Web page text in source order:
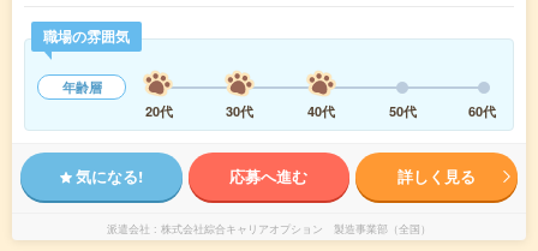
職場の雰囲気
年齢層
20代
30代 40代 50代 60代
気になる! 応募へ進む 詳しく見る
派遣会社 株式会社綜合キャリアオプション 製造事業部（全国）